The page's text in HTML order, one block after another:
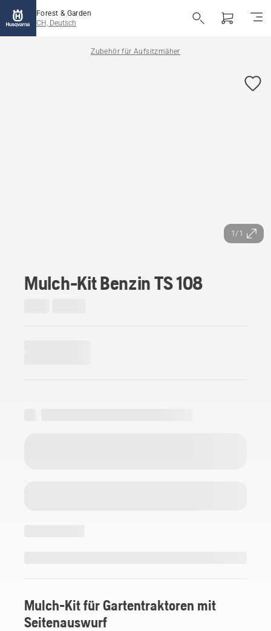
Forest & Garden
CH, Deutsch
Zubehör für Aufsitzmäher
1/1
Mulch-Kit Benzin TS 108
Mulch-Kit für Gartentraktoren mit
Seitenauswurf